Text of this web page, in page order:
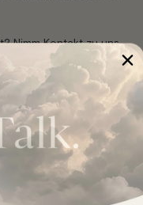
Nimm Kontakt zu uns
finden gemeinsam eine
selbst Dein Etikett für
aus Deutschland):